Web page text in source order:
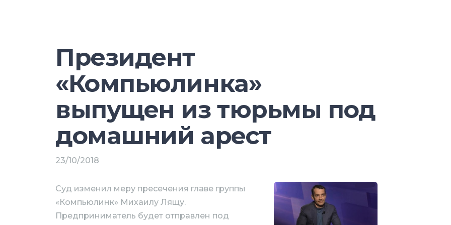
бюджетированию и проектной деятельности департамента
информационных технологий.
«Техносерва» Игнату Ваньковичу, который с 2017 по 2018 гг.
проработал в должности заместителя финансового директора
«дочки» ВЭБ – компании «ВЭБ-лизинг». Помимо Борзова и Ванькевича,
развития инновационных продуктов и сервисов «Техносерва»; Кирилл
Булгаков, генеральный директор «Техносерв консалтинга» (входит в
ГК «Техносерв»); Владимир Волков, технический директор
«Техносерва»; Александр Егоров, генеральный директор «Рексофта»
(входит в ГК «Техносерв»); Евгений Закрепин, коммерческий директор
Президент
«Компьюлинка»
выпущен из тюрьмы под
домашний арест
23/10/2018
Суд изменил меру пресечения главе группы
«Компьюлинк» Михаилу Лящу.
Предприниматель будет отправлен под